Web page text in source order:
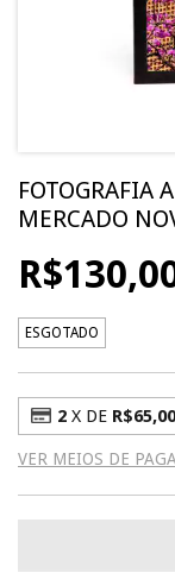
FOTOGRAFIA
MERCADO
ESGOTADO
2 X DE R$65,00
VER MEIOS DE